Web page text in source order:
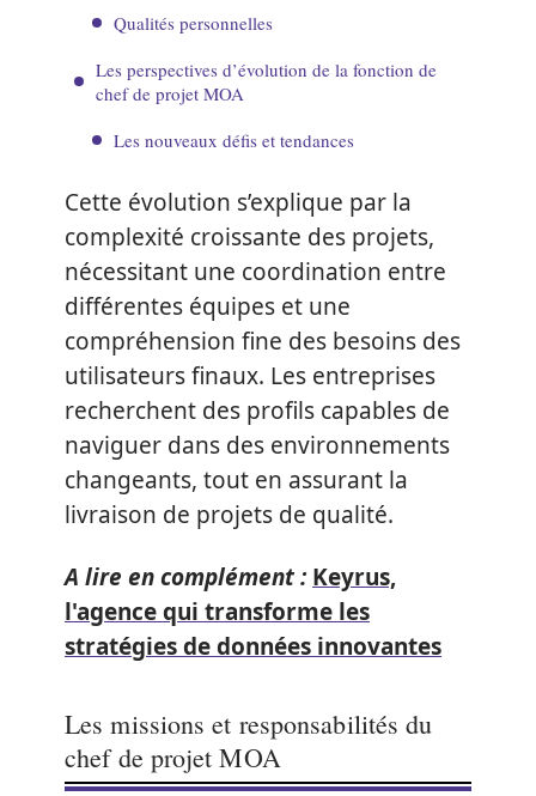
Qualités personnelles
Les perspectives d’évolution de la fonction de
chef de projet MOA
Les nouveaux défis et tendances
Cette évolution s’explique par la
complexité croissante des projets,
nécessitant une coordination entre
différentes équipes et une
compréhension fine des besoins des
utilisateurs finaux. Les entreprises
recherchent des profils capables de
naviguer dans des environnements
changeants, tout en assurant la
livraison de projets de qualité.
A lire en complément : Keyrus,
l'agence qui transforme les
stratégies de données innovantes
Les missions et responsabilités du
chef de projet MOA